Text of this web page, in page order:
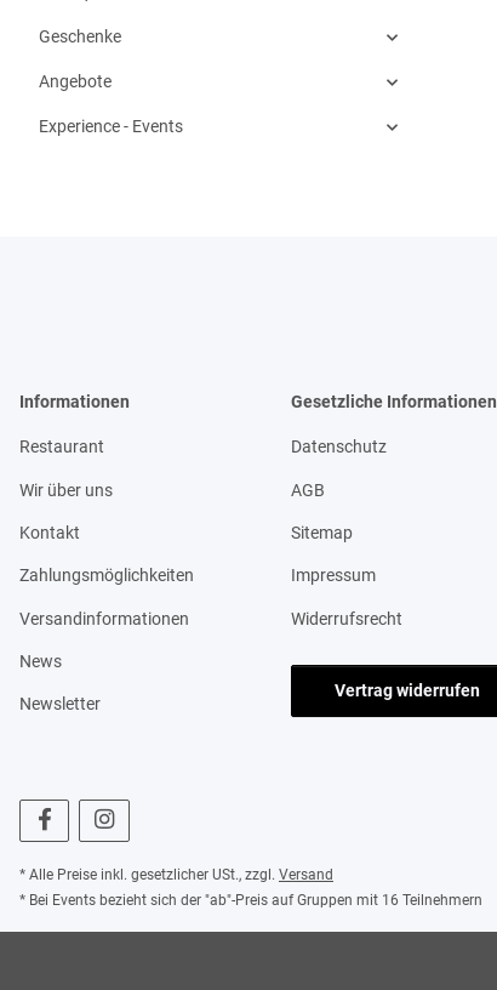
Geschenke
Angebote
Experience - Events
Informationen
Restaurant
Wir über uns
Kontakt
Zahlungsmöglichkeiten
Versandinformationen
News
Newsletter
Gesetzliche Informationen
Datenschutz
AGB
Sitemap
Impressum
Widerrufsrecht
Vertrag widerrufen
* Alle Preise inkl. gesetzlicher USt., zzgl. Versand
* Bei Events bezieht sich der "ab"-Preis auf Gruppen mit 16 Teilnehmern